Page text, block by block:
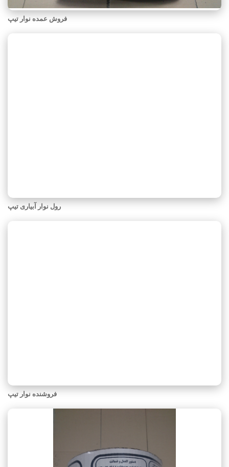
فروش عمده نوار تیپ
رول نوار آبیاری تیپ
فروشنده نوار تیپ